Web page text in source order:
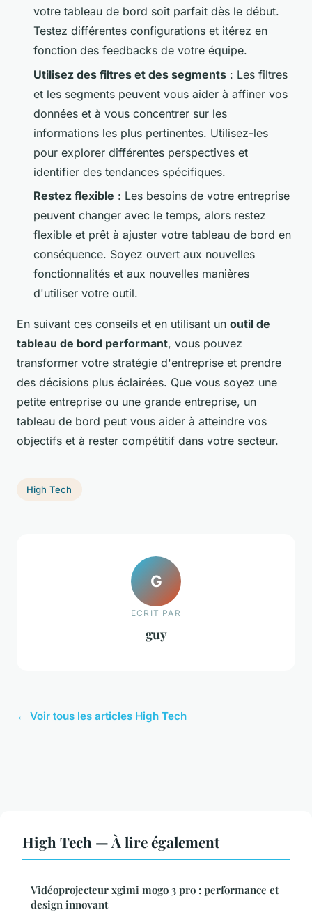
votre tableau de bord soit parfait dès le début.
Testez différentes configurations et itérez en
fonction des feedbacks de votre équipe.
Utilisez des filtres et des segments : Les filtres
et les segments peuvent vous aider à affiner vos
données et à vous concentrer sur les
informations les plus pertinentes. Utilisez-les
pour explorer différentes perspectives et
identifier des tendances spécifiques.
Restez flexible : Les besoins de votre entreprise
peuvent changer avec le temps, alors restez
flexible et prêt à ajuster votre tableau de bord en
conséquence. Soyez ouvert aux nouvelles
fonctionnalités et aux nouvelles manières
d'utiliser votre outil.
En suivant ces conseils et en utilisant un outil de
tableau de bord performant, vous pouvez
transformer votre stratégie d'entreprise et prendre
des décisions plus éclairées. Que vous soyez une
petite entreprise ou une grande entreprise, un
tableau de bord peut vous aider à atteindre vos
objectifs et à rester compétitif dans votre secteur.
High Tech
G
ECRIT PAR
guy
← Voir tous les articles High Tech
High Tech — À lire également
Vidéoprojecteur xgimi mogo 3 pro : performance et
design innovant